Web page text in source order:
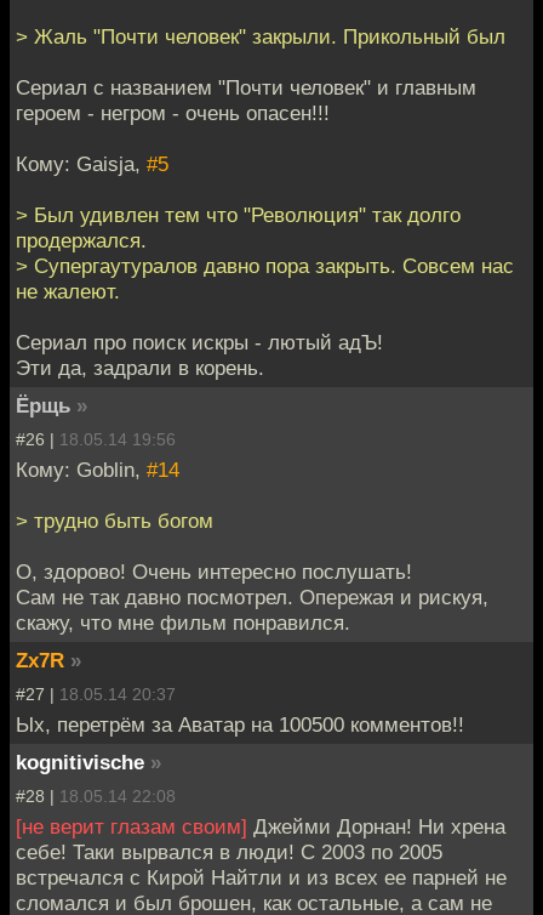
> Жаль "Почти человек" закрыли. Прикольный был
Сериал с названием "Почти человек" и главным
героем - негром - очень опасен!!!
Кому: Gaisja, #5
> Был удивлен тем что "Революция" так долго
продержался.
> Супергаутуралов давно пора закрыть. Совсем нас
не жалеют.
Сериал про поиск искры - лютый адЪ!
Эти да, задрали в корень.
Ёрщь »
#26 | 18.05.14 19:56
Кому: Goblin, #14
> трудно быть богом
О, здорово! Очень интересно послушать!
Сам не так давно посмотрел. Опережая и рискуя,
скажу, что мне фильм понравился.
Zx7R »
#27 | 18.05.14 20:37
Ых, перетрём за Аватар на 100500 комментов!!
kognitivische »
#28 | 18.05.14 22:08
[не верит глазам своим] Джейми Дорнан! Ни хрена
себе! Таки вырвался в люди! С 2003 по 2005
встречался с Кирой Найтли и из всех ее парней не
сломался и был брошен, как остальные, а сам не